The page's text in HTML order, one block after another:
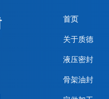
首页
关于质德
液压密封
骨架油封